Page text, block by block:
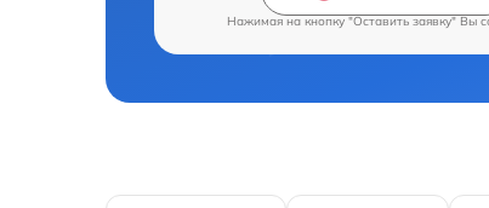
Нажимая на кнопку "Оставить заявку" Вы